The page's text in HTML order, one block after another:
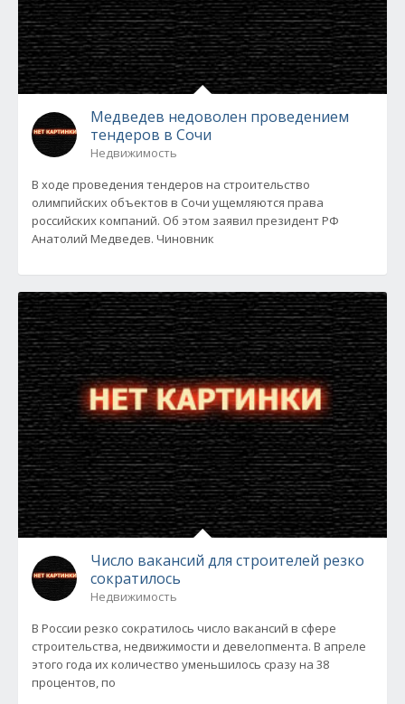
Медведев недоволен проведением
тендеров в Сочи
Недвижимость
В ходе проведения тендеров на строительство
олимпийских объектов в Сочи ущемляются права
российских компаний. Об этом заявил президент РФ
Анатолий Медведев. Чиновник
Число вакансий для строителей резко
сократилось
Недвижимость
В России резко сократилось число вакансий в сфере
строительства, недвижимости и девелопмента. В апреле
этого года их количество уменьшилось сразу на 38
процентов, по